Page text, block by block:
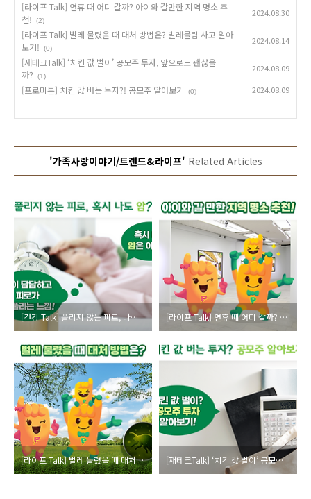
[라이프 Talk] 연휴 때 어디 갈까? 아이와 갈만한 지역 명소 추
천!
(2)
2024.08.30
[라이프 Talk] 벌레 물렸을 때 대처 방법은? 벌레물림 사고 알아
보기!
(0)
2024.08.14
[재테크Talk] ‘치킨 값 벌이’ 공모주 투자, 앞으로도 괜찮을
까?
(1)
2024.08.09
[프로미툰] 치킨 값 버는 투자?! 공모주 알아보기 (0) 2024.08.09
'가족사랑이야기/트렌드&라이프' Related Articles
[건강 Talk] 풀리지 않는 피로, 나도 ‘암’은 아닐까? (feat. 갑상선암) [라이프 Talk] 연휴 때 어디 갈까? 아이와 갈만한 지역 명소 추천!
[라이프 Talk] 벌레 물렸을 때 대처 방법은? 벌레물림 사고 알아보기! [재테크Talk] ‘치킨 값 벌이’ 공모주 투자, 앞으로도 괜찮을까?